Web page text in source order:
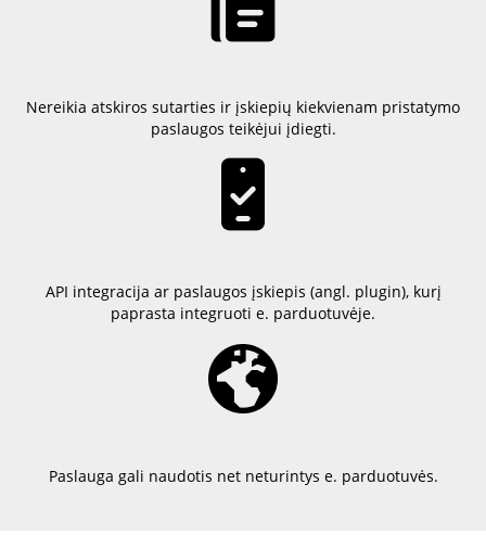
Nereikia atskiros sutarties ir įskiepių kiekvienam pristatymo
paslaugos teikėjui įdiegti.
API integracija ar paslaugos įskiepis (angl. plugin), kurį
paprasta integruoti e. parduotuvėje.
Paslauga gali naudotis net neturintys e. parduotuvės.